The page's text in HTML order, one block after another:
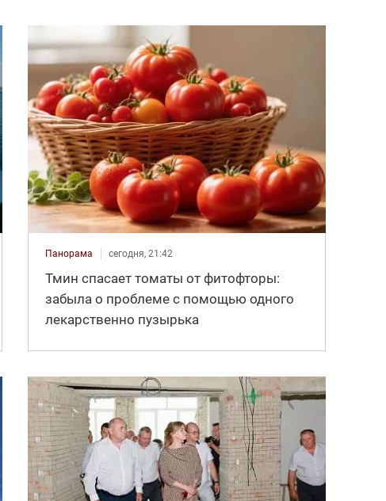
Панорама сегодня, 21:42
Тмин спасает томаты от фитофторы:
забыла о проблеме с помощью одного
лекарственно пузырька